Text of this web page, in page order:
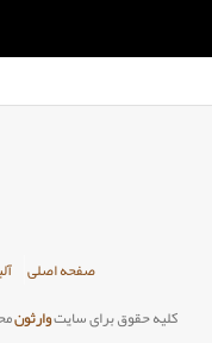
درباره ما
وارثونمحفوظ است. استفاده از